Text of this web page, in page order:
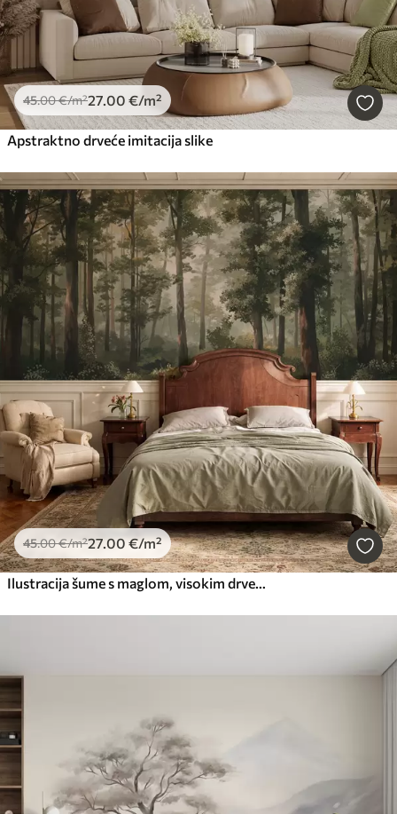
45.00€/m²27.00 €/m²
Apstraktno drveće imitacija slike
45.00€/m²27.00€/m²
Ilustracija šume s maglom, visokim drvećem i stazom